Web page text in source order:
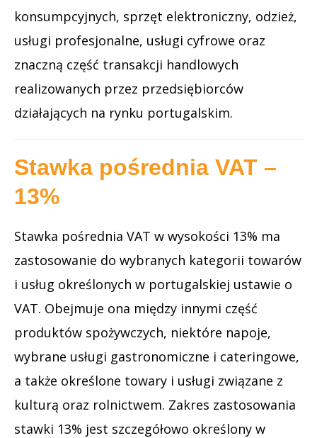
konsumpcyjnych, sprzęt elektroniczny, odzież,
usługi profesjonalne, usługi cyfrowe oraz
znaczną część transakcji handlowych
realizowanych przez przedsiębiorców
działających na rynku portugalskim.
Stawka pośrednia VAT –
13%
Stawka pośrednia VAT w wysokości 13% ma
zastosowanie do wybranych kategorii towarów
i usług określonych w portugalskiej ustawie o
VAT. Obejmuje ona między innymi część
produktów spożywczych, niektóre napoje,
wybrane usługi gastronomiczne i cateringowe,
a także określone towary i usługi związane z
kulturą oraz rolnictwem. Zakres zastosowania
stawki 13% jest szczegółowo określony w